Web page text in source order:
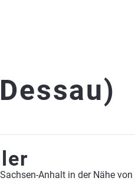
Anhalt in der Nähe von